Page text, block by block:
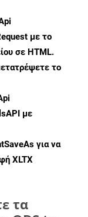
με το
σε HTML.
το
με
για να
XLTX
τα